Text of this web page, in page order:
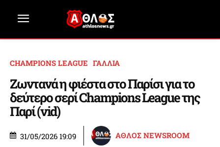
CHAMPIONS LEAGUE ΓΑΛΛΙΑ
Ζωντανά η φιέστα στο Παρίσι για το
δεύτερο σερί Champions League της
Παρί (vid)
31/05/2026 19:09 ΑΘΛΟΣ NEWSROOM